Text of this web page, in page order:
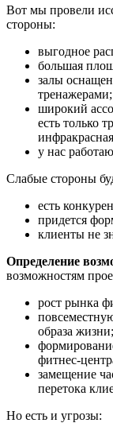
Вот мы провели
стороны:
выгодное
большая
залы
тренажерами;
широкий
есть только
у нас
Слабые стороны
есть
придется
клиенты не
Определение
возможностям
рост рынка
образа жизни;
фитнес-
замещение
перетока
Но есть и угрозы: